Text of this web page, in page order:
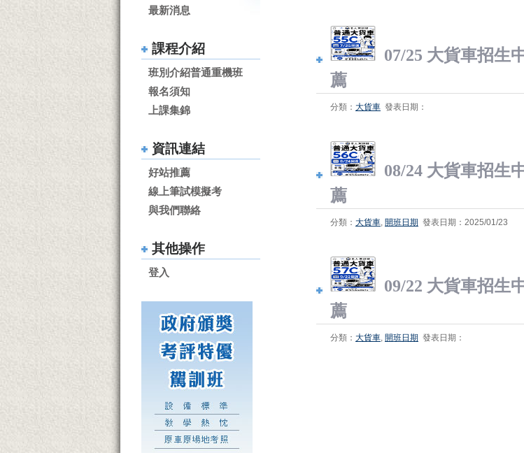
07/25 大貨車招生
薦
分類： 大貨車 發表日期：
08/24 大貨車招生
薦
分類： 大貨車, 開班日期 發表日期：2025/01/23
09/22 大貨車招生
薦
分類： 大貨車, 開班日期 發表日期：
最新消息
課程介紹
班別介紹普通重機班
報名須知
上課集錦
資訊連結
好站推薦
線上筆試模擬考
與我們聯絡
其他操作
登入